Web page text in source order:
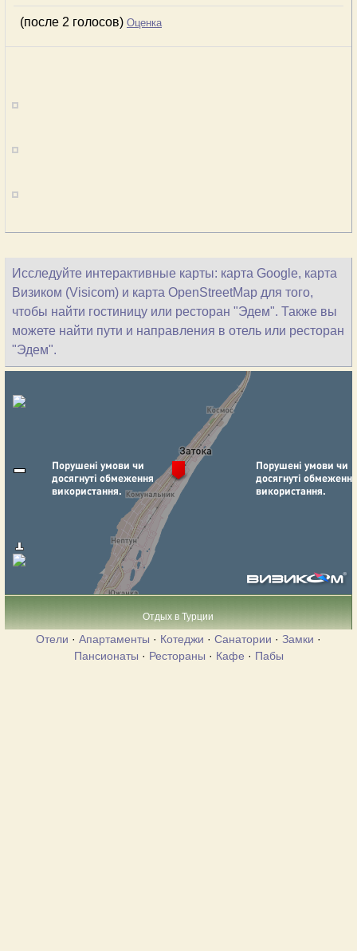
(после 2 голосов) Оценка
Исследуйте интерактивные карты: карта Google, карта
Визиком (Visicom) и карта OpenStreetMap для того,
чтобы найти гостиницу или ресторан "Эдем". Также вы
можете найти пути и направления в отель или ресторан
"Эдем".
Отдых в Турции
Отели · Апартаменты · Котеджи · Санатории · Замки ·
Пансионаты · Рестораны · Кафе · Пабы